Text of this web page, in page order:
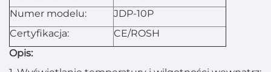
Numer modelu:
JDP-10P
Certyfikacja:
CE/ROSH
Opis: